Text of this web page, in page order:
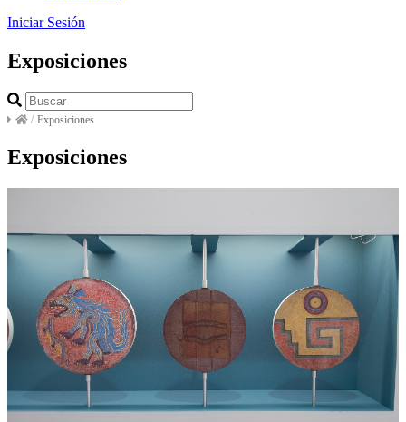
Iniciar Sesión
Exposiciones
/ Exposiciones
Exposiciones